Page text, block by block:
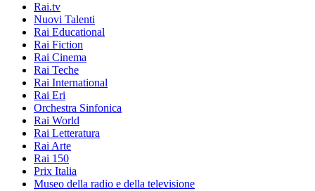
Rai.tv
Nuovi Talenti
Rai Educational
Rai Fiction
Rai Cinema
Rai Teche
Rai International
Rai Eri
Orchestra Sinfonica
Rai World
Rai Letteratura
Rai Arte
Rai 150
Prix Italia
Museo della radio e della televisione